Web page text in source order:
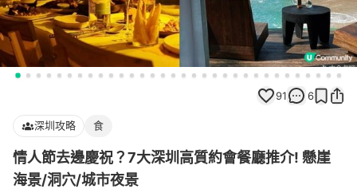
91 6
深圳攻略 食
情人節去邊慶祝？7大深圳高質約會餐廳推介! 懸崖
海景/洞穴/城市夜景